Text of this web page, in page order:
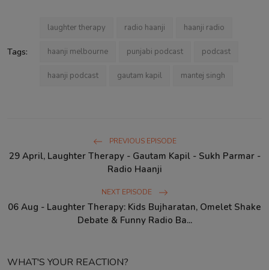
Tags:
laughter therapy radio haanji haanji radio
haanji melbourne punjabi podcast podcast
haanji podcast gautam kapil mantej singh
PREVIOUS EPISODE
29 April, Laughter Therapy - Gautam Kapil - Sukh Parmar -
Radio Haanji
NEXT EPISODE
06 Aug - Laughter Therapy: Kids Bujharatan, Omelet Shake
Debate & Funny Radio Ba...
WHAT'S YOUR REACTION?